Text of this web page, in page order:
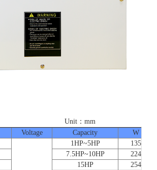
：mm
Voltage Capacity
W
1HP~5HP
135
7.5HP~10HP
224
15HP
254